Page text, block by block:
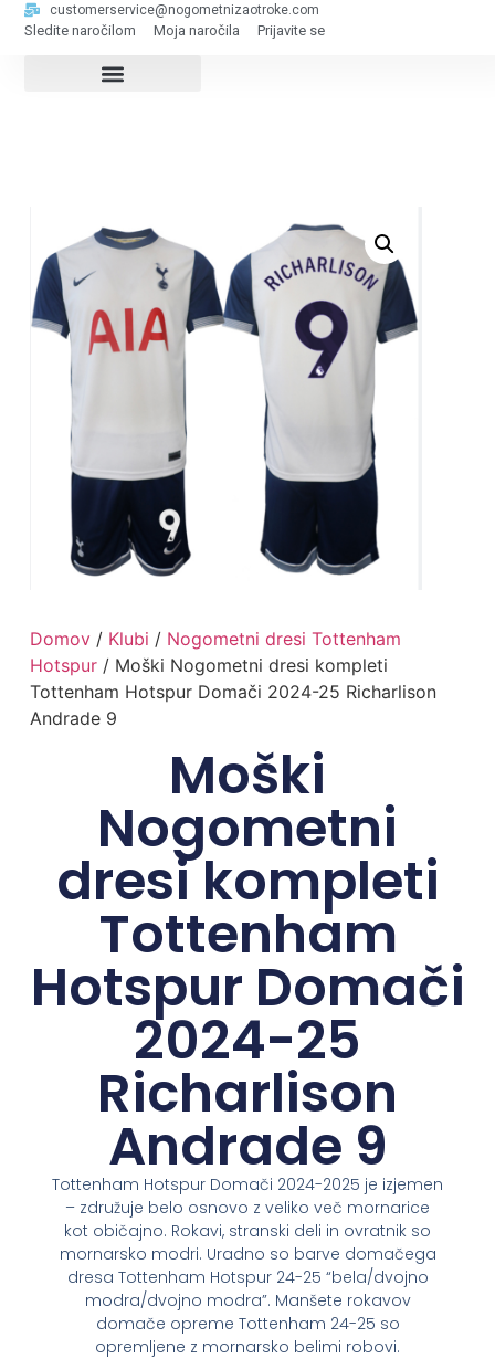
customerservice@nogometnizaotroke.com
Sledite naročilom Moja naročila Prijavite se
Domov/ Klubi / Nogometni dresi Tottenham
Hotspur/ Moški Nogometni dresi kompleti
Tottenham Hotspur Domači 2024-25 Richarlison
Andrade 9
Moški
Nogometni
dresi kompleti
Tottenham
Hotspur Domači
2024-25
Richarlison
Andrade 9
Tottenham Hotspur Domači 2024-2025 je izjemen
– združuje belo osnovo z veliko več mornarice
kot običajno. Rokavi, stranski deli in ovratnik so
mornarsko modri. Uradno so barve domačega
dresa Tottenham Hotspur 24-25 “bela/dvojno
modra/dvojno modra”. Manšete rokavov
domače opreme Tottenham 24-25 so
opremljene z mornarsko belimi robovi.